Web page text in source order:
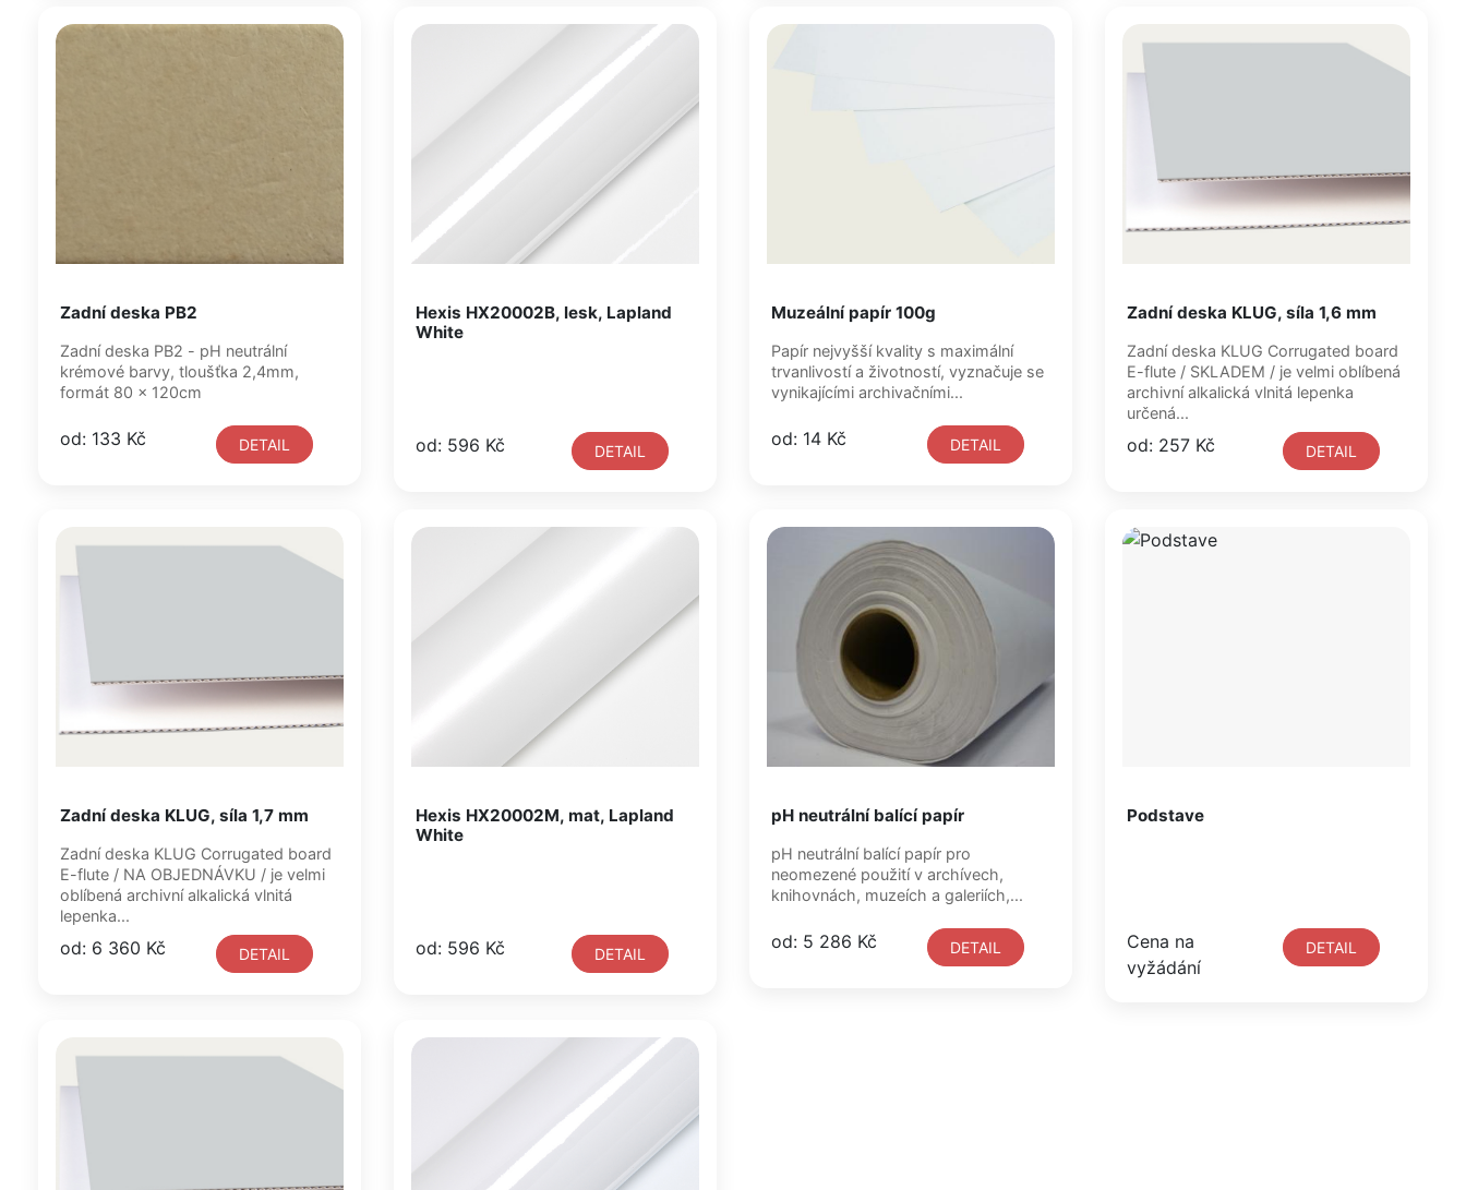
Zadní deska PB2
Zadní deska PB2 - pH neutrální
krémové barvy, tloušťka 2,4mm,
formát 80 x 120cm
od: 133 Kč DETAIL
Hexis HX20002B, lesk, Lapland
White
od: 596 Kč DETAIL
Muzeální papír 100g
Papír nejvyšší kvality s maximální
trvanlivostí a životností, vyznačuje se
vynikajícími archivačními...
od: 14 Kč DETAIL
Zadní deska KLUG, síla 1,6 mm
Zadní deska KLUG Corrugated board
E-flute / SKLADEM / je velmi oblíbená
archivní alkalická vlnitá lepenka
určená...
od: 257 Kč DETAIL
Zadní deska KLUG, síla 1,7 mm
Zadní deska KLUG Corrugated board
E-flute / NA OBJEDNÁVKU / je velmi
oblíbená archivní alkalická vlnitá
lepenka...
od: 6 360 Kč DETAIL
Hexis HX20002M, mat, Lapland
White
od: 596 Kč DETAIL
pH neutrální balící papír
pH neutrální balící papír pro
neomezené použití v archívech,
knihovnách, muzeích a galeriích,...
od: 5 286 Kč DETAIL
Podstave
Cena na
vyžádání
DETAIL